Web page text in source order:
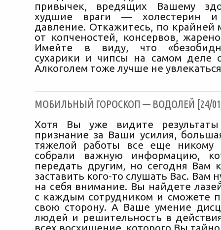
привычек, вредящих Вашему
худшие враги — холестерин и
давление. Откажитесь, по крайней
от копченостей, консервов,
Имейте в виду, что
сухарики и чипсы на самом деле
Алкоголем тоже лучше не
МОБИЛЬНЫЙ ГОРОСКОП — ВОДОЛЕЙ [24/
Хотя Вы уже видите
признание за Ваши усилия,
тяжелой работы все еще
собрали важную информацию,
передать другим, но сегодня Вам
заставить кого-то слушать Вас. Вам
на себя внимание. Вы найдете
с каждым сотрудником и сможете
свою сторону. А Ваше умение
людей и решительность в